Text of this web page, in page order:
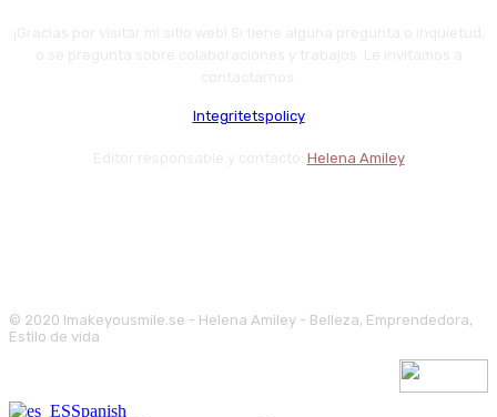
Integritetspolicy
Helena Amiley
© 2020 Imakeyousmile.se - Helena Amiley - Belleza, Emprendedora,
Estilo de vida
Spanish